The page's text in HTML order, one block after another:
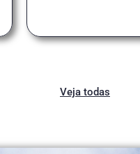
Veja todas